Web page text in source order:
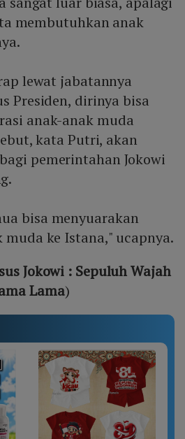
membutuhkan anak
lewat jabatannya
Presiden, dirinya bisa
anak-anak muda
kata Putri, akan
pemerintahan Jokowi
bisa menyuarakan
ke Istana," ucapnya.
Jokowi : Sepuluh Wajah
Lama)